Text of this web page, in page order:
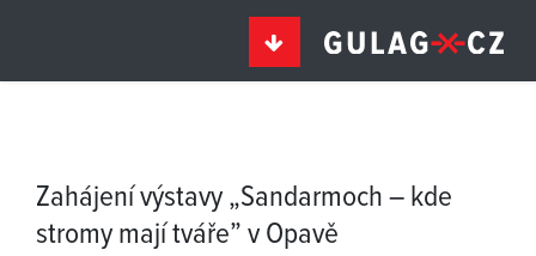
Zahájení výstavy „Sandarmoch – kde
stromy mají tváře” v Opavě